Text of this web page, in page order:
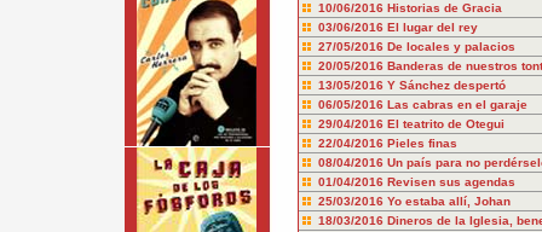
10/06/2016 Historias de Gracia
03/06/2016 El lugar del rey
27/05/2016 De locales y palacios
20/05/2016 Banderas de nuestros
13/05/2016 Y Sánchez despertó
06/05/2016 Las cabras en el garaje
29/04/2016 El teatrito de Otegui
22/04/2016 Pieles finas
08/04/2016 Un país para no
01/04/2016 Revisen sus agendas
25/03/2016 Yo estaba allí, Johan
18/03/2016 Dineros de la Iglesia,